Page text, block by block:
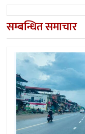
सम्बन्धित समाचार